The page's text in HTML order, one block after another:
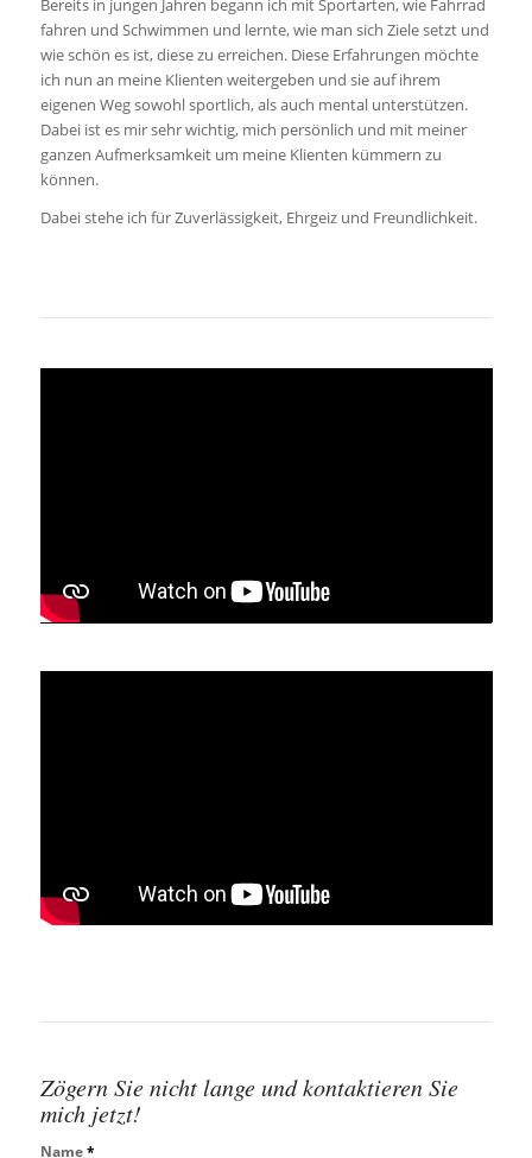
Bereits in jungen Jahren begann ich mit Sportarten, wie Fahrrad
fahren und Schwimmen und lernte, wie man sich Ziele setzt und
wie schön es ist, diese zu erreichen. Diese Erfahrungen möchte
ich nun an meine Klienten weitergeben und sie auf ihrem
eigenen Weg sowohl sportlich, als auch mental unterstützen.
Dabei ist es mir sehr wichtig, mich persönlich und mit meiner
ganzen Aufmerksamkeit um meine Klienten kümmern zu
können.
Dabei stehe ich für Zuverlässigkeit, Ehrgeiz und Freundlichkeit.
Zögern Sie nicht lange und kontaktieren Sie
mich jetzt!
Name*